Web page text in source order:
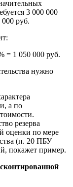
3 000 000
000 руб.
= 1 050 000 руб.
нужно
а по
резерва
оценки по мере
(п. 20 ПБУ
покажет пример.